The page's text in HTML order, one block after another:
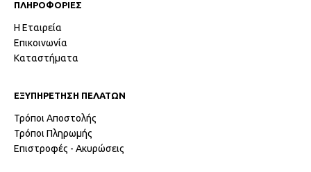
ΠΛΗΡΟΦΟΡΙΕΣ
Η Εταιρεία
Επικοινωνία
Καταστήματα
ΕΞΥΠΗΡΕΤΗΣΗ ΠΕΛΑΤΩΝ
Τρόποι Αποστολής
Τρόποι Πληρωμής
Επιστροφές - Ακυρώσεις